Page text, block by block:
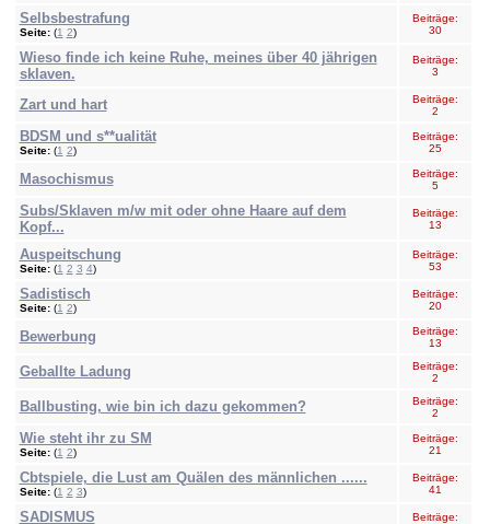
Selbsbestrafung
Seite:(1 2)
Beiträge:
30
Wieso finde ich keine Ruhe, meines über 40 jährigen
sklaven.
Beiträge:
3
Zart und hart
Beiträge:
2
BDSM und s**ualität
Seite:(1 2)
Beiträge:
25
Masochismus
Beiträge:
5
Subs/Sklaven m/w mit oder ohne Haare auf dem
Kopf...
Beiträge:
13
Auspeitschung
Seite:(1 2 3 4)
Beiträge:
53
Sadistisch
Seite:(1 2)
Beiträge:
20
Bewerbung
Beiträge:
13
Geballte Ladung
Beiträge:
2
Ballbusting, wie bin ich dazu gekommen?
Beiträge:
2
Wie steht ihr zu SM
Seite:(1 2)
Beiträge:
21
Cbtspiele, die Lust am Quälen des männlichen ......
Seite:(1 2 3)
Beiträge:
41
SADISMUS
Beiträge: